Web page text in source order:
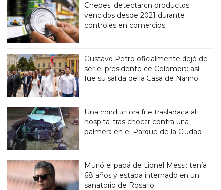
Chepes: detectaron productos
vencidos desde 2021 durante
controles en comercios
Gustavo Petro oficialmente dejó de
ser el presidente de Colombia: así
fue su salida de la Casa de Nariño
Una conductora fue trasladada al
hospital tras chocar contra una
palmera en el Parque de la Ciudad
Murió el papá de Lionel Messi: tenía
68 años y estaba internado en un
sanatorio de Rosario